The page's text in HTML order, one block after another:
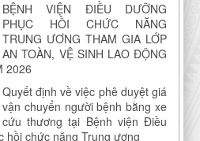
BỆNH VIỆN ĐIỀU DƯỠNG
PHỤC HỒI CHỨC NĂNG
TRUNG ƯƠNG THAM GIA LỚP
TOÀN, VỆ SINH LAO ĐỘNG
2026
Quyết định về việc phê duyệt giá
vận chuyển người bệnh bằng xe
cứu thương tại Bệnh viện Điều
hồi chức năng Trung ương